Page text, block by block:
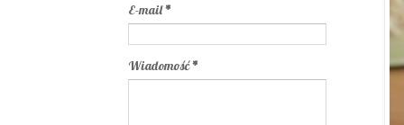
E-mail*
Wiadomość*